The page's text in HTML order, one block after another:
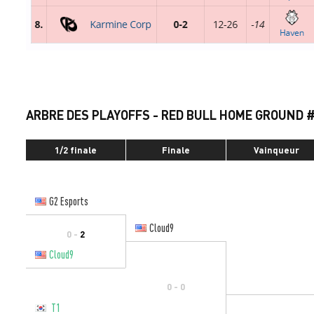
ARBRE DES PLAYOFFS - RED BULL HOME GROUND
1/2 finale Finale Vainqueur
G2 Esports
0 - 2
Cloud9
Cloud9
0 - 0
T1